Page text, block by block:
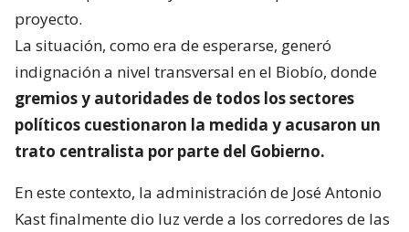
proyecto.
La situación, como era de esperarse, generó
indignación a nivel transversal en el Biobío, donde
gremios y autoridades de todos los sectores
políticos cuestionaron la medida y acusaron un
trato centralista por parte del Gobierno.
En este contexto, la administración de José Antonio
Kast finalmente dio luz verde a los corredores de las